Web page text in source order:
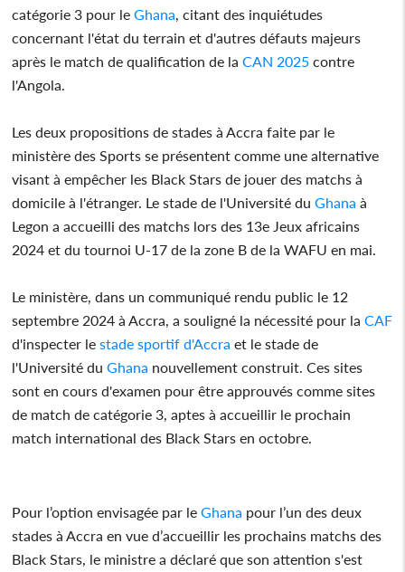
catégorie 3 pour leGhana, citant des inquiétudes
concernant l'état du terrain et d'autres défauts majeurs
après le match de qualification de la CAN 2025 contre
l'Angola.
Les deux propositions de stades à Accra faite par le
ministère des Sports se présentent comme une alternative
visant à empêcher les Black Stars de jouer des matchs à
domicile à l'étranger. Le stade de l'Université duGhana à
Legon a accueilli des matchs lors des 13e Jeux africains
2024 et du tournoi U-17 de la zone B de la WAFU en mai.
Le ministère, dans un communiqué rendu public le 12
septembre 2024 à Accra, a souligné la nécessité pour la CAF
d'inspecter le stade sportif d'Accra et le stade de
l'Université duGhana nouvellement construit. Ces sites
sont en cours d'examen pour être approuvés comme sites
de match de catégorie 3, aptes à accueillir le prochain
match international des Black Stars en octobre.
Pour l’option envisagée par leGhana pour l’un des deux
stades à Accra en vue d’accueillir les prochains matchs des
Black Stars, le ministre a déclaré que son attention s'est